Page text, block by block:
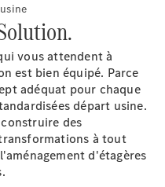
vous attendent à
est bien équipé. Parce
adéquat pour chaque
départ usine.
des
à tout
d'étagères